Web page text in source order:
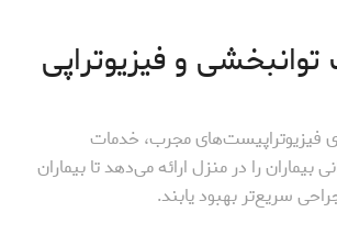
و فیزیوتراپی
فیزیوتراپیست‌های مجرب، خدمات
بیماران را در منزل ارائه می‌دهد تا بیماران
سریع‌تر بهبود یابند.